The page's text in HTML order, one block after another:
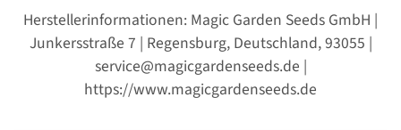
Herstellerinformationen: Magic Garden Seeds GmbH |
Junkersstraße 7 | Regensburg, Deutschland, 93055 |
service@magicgardenseeds.de |
https://www.magicgardenseeds.de